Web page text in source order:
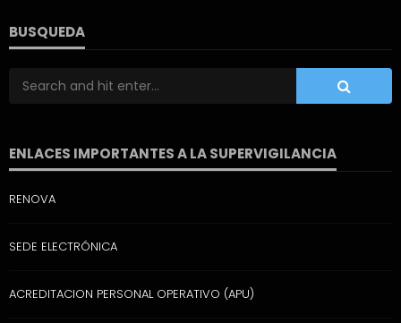
BUSQUEDA
ENLACES IMPORTANTES A LA SUPERVIGILANCIA
RENOVA
SEDE ELECTRÓNICA
ACREDITACION PERSONAL OPERATIVO (APU)